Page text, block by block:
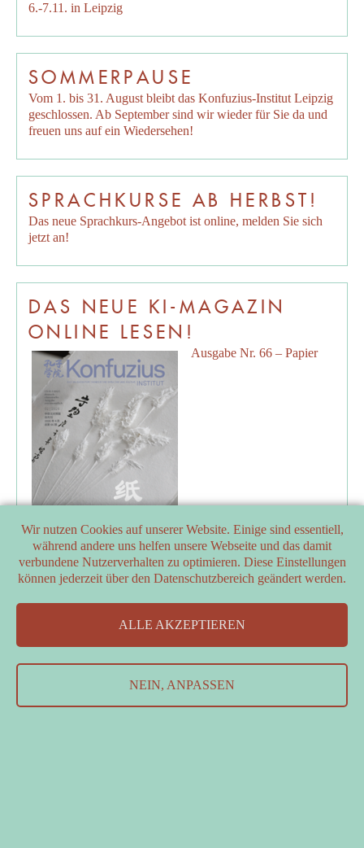
6.-7.11. in Leipzig
SOMMERPAUSE
Vom 1. bis 31. August bleibt das Konfuzius-Institut Leipzig
geschlossen. Ab September sind wir wieder für Sie da und
freuen uns auf ein Wiedersehen!
SPRACHKURSE AB HERBST!
Das neue Sprachkurs-Angebot ist online, melden Sie sich
jetzt an!
DAS NEUE KI-MAGAZIN
ONLINE LESEN!
Ausgabe Nr. 66 – Papier
Wir nutzen Cookies auf unserer Website. Einige sind essentiell,
während andere uns helfen unsere Webseite und das damit
verbundene Nutzerverhalten zu optimieren. Diese Einstellungen
können jederzeit über den Datenschutzbereich geändert werden.
ALLE AKZEPTIEREN
NEIN, ANPASSEN